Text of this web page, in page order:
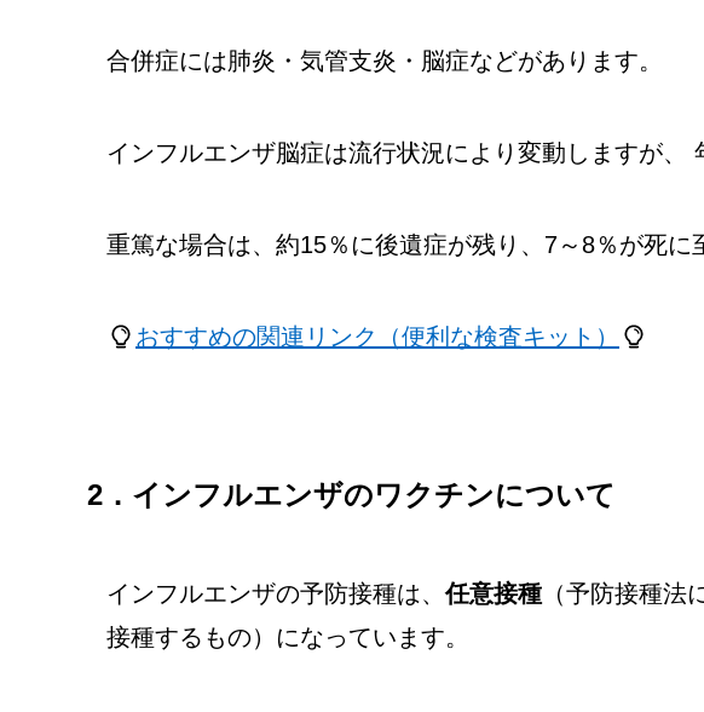
合併症には肺炎・気管支炎・脳症などがあります。
インフルエンザ脳症は流行状況により変動しますが、
重篤な場合は、約15％に後遺症が残り、7～8％が死に
おすすめの関連リンク（便利な検査キット）
2．インフルエンザのワクチンについて
インフルエンザの予防接種は、任意接種 （予防接種
接種するもの）になっています。